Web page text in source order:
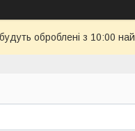
оброблені з 10:00